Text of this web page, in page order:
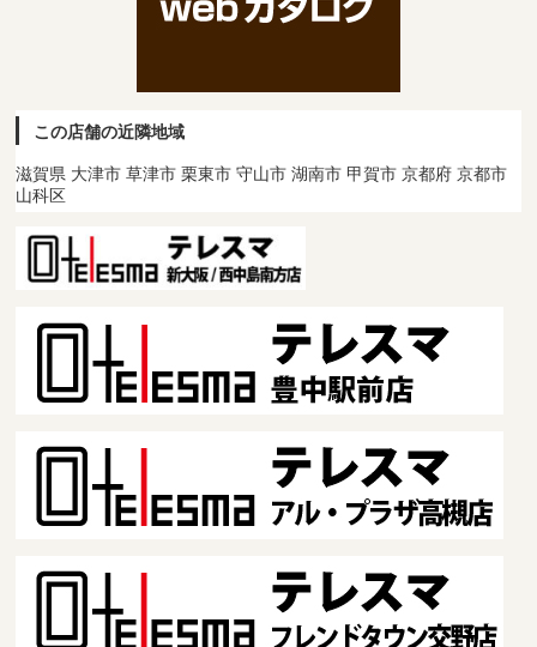
この店舗の近隣地域
滋賀県 大津市 草津市 栗東市 守山市 湖南市 甲賀市 京都府 京都市
山科区